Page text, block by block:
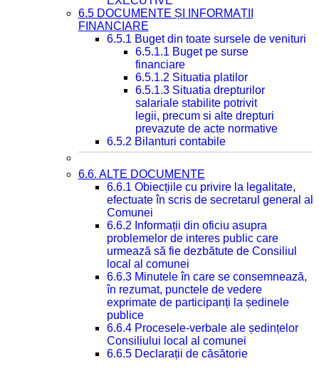
6.5 DOCUMENTE ȘI INFORMAȚII
FINANCIARE
6.5.1 Buget din toate sursele de venituri
6.5.1.1 Buget pe surse
financiare
6.5.1.2 Situatia platilor
6.5.1.3 Situatia drepturilor
salariale stabilite potrivit
legii, precum si alte drepturi
prevazute de acte normative
6.5.2 Bilanturi contabile
6.6. ALTE DOCUMENTE
6.6.1 Obiecțiile cu privire la legalitate,
efectuate în scris de secretarul general al
Comunei
6.6.2 Informații din oficiu asupra
problemelor de interes public care
urmează să fie dezbătute de Consiliul
local al comunei
6.6.3 Minutele în care se consemnează,
în rezumat, punctele de vedere
exprimate de participanți la ședinele
publice
6.6.4 Procesele-verbale ale ședințelor
Consiliului local al comunei
6.6.5 Declarații de căsătorie